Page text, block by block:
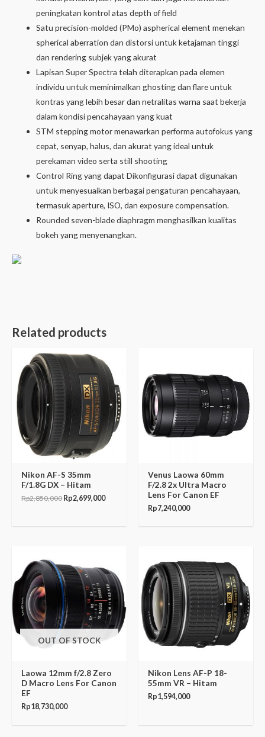
peningkatan kontrol atas depth of field
Satu precision-molded (PMo) aspherical element menekan
spherical aberration dan distorsi untuk ketajaman tinggi
dan rendering subjek yang akurat
Lapisan Super Spectra telah diterapkan pada elemen
individu untuk meminimalkan ghosting dan flare untuk
kontras yang lebih besar dan netralitas warna saat bekerja
dalam kondisi pencahayaan yang kuat
STM stepping motor menawarkan performa autofokus yang
cepat, senyap, halus, dan akurat yang ideal untuk
perekaman video serta still shooting
Control Ring yang dapat Dikonfigurasi dapat digunakan
untuk menyesuaikan berbagai pengaturan pencahayaan,
termasuk aperture, ISO, dan exposure compensation.
Rounded seven-blade diaphragm menghasilkan kualitas
bokeh yang menyenangkan.
Related products
Nikon AF-S 35mm
F/1.8G DX – Hitam
Rp2,850,000
Original
price
was:
Rp2,850,000.
Rp2,699,000
price
is:
Rp2,699,000.
Venus Laowa 60mm
F/2.8 2x Ultra Macro
Lens For Canon EF
Rp7,240,000
OUT OF STOCK
Laowa 12mm f/2.8 Zero
D Macro Lens For Canon
EF
Rp18,730,000
Nikon Lens AF-P 18-
55mm VR – Hitam
Rp1,594,000